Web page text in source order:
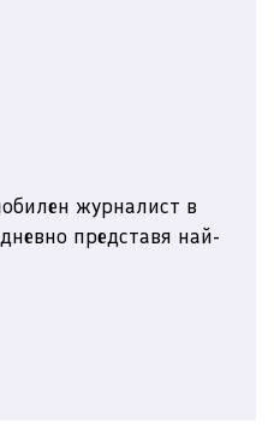
журналист в
представя най-